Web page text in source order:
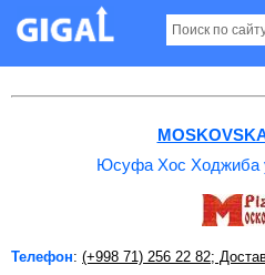
Юсуфа Хос Ходжиба
Юсуфа Хос Ходжиба
Телефон: (+998 71) 256 22 82;